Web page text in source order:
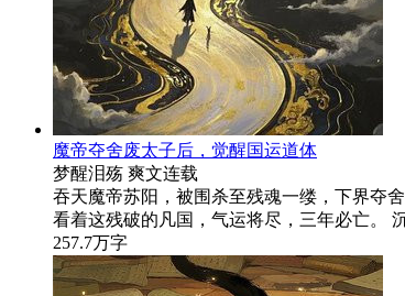
魔帝夺舍废太子后，觉醒国运道体
梦醒泪殇 爽文连载
吞天魔帝苏阳，被围杀至残魂一缕，下界夺
看着这残破的凡国，气运将尽，三年必亡。
257.7万字